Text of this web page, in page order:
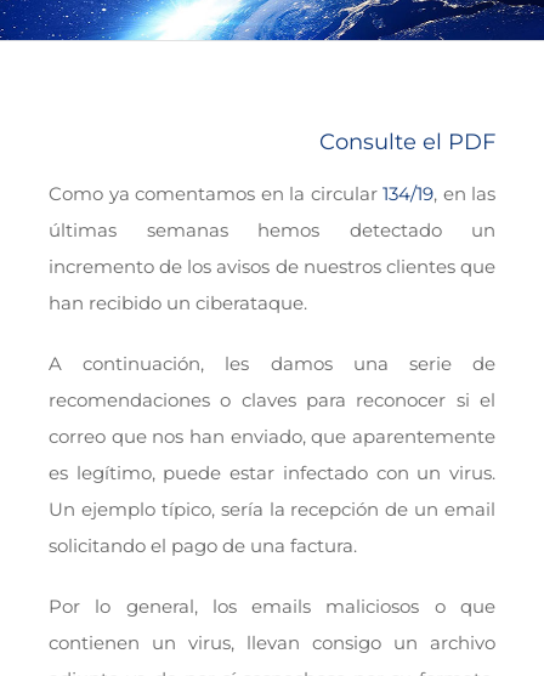
Consulte el PDF
Como ya comentamos en la circular 134/19, en las
últimas semanas hemos detectado un
incremento de los avisos de nuestros clientes que
han recibido un ciberataque.
A continuación, les damos una serie de
recomendaciones o claves para reconocer si el
correo que nos han enviado, que aparentemente
es legítimo, puede estar infectado con un virus.
Un ejemplo típico, sería la recepción de un email
solicitando el pago de una factura.
Por lo general, los emails maliciosos o que
contienen un virus, llevan consigo un archivo